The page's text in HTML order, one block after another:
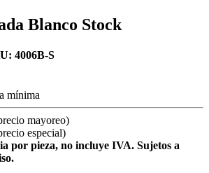
Blanco Stock
4006B-S
mínima
mayoreo)
especial)
por pieza, no incluye IVA. Sujetos a